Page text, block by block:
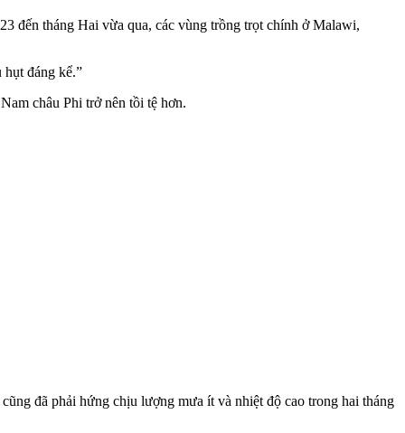
đến tháng Hai vừa qua, các vùng trồng trọt chính ở Malawi,
đáng kể.”
châu Phi trở nên tồi tệ hơn.
đã phải hứng chịu lượng mưa ít và nhiệt độ cao trong hai tháng